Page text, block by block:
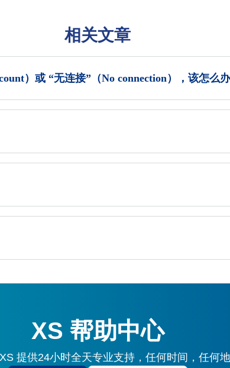
相关文章
）或 “无连接”（No connection），该怎么
XS 帮助中心
提供24小时全天专业支持，任何时间，任何